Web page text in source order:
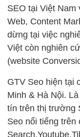
SEO tại Việt Nam
Web, Content
dừng tại việc
Việt còn nghiên
(website
GTV Seo hiện tại
Minh & Hà Nội.
tín trên thị trường
Seo nổi tiếng trên